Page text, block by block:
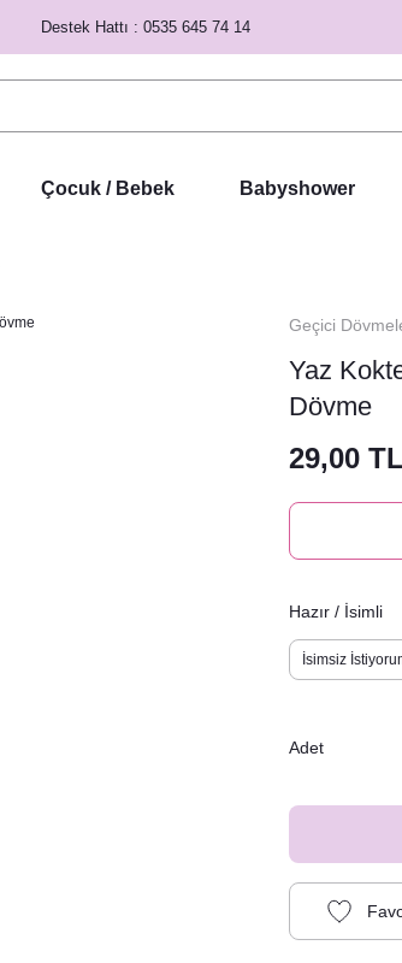
Destek Hattı : 0535 645 74 14
Çocuk / Bebek Babyshower
Geçici
Yaz
Dövme
29,00 TL
Hazır / İsimli
İsimsiz
Adet